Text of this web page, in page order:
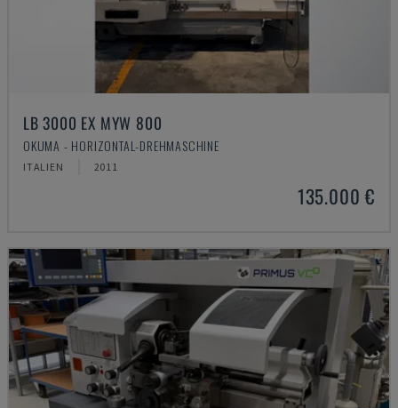
LB 3000 EX MYW 800
OKUMA - HORIZONTAL-DREHMASCHINE
ITALIEN 2011
135.000 €